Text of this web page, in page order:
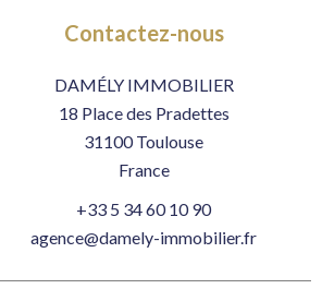
Contactez-nous
DAMÉLY IMMOBILIER
18 Place des Pradettes
31100Toulouse
France
+33 5 34 60 10 90
agence@damely-immobilier.fr